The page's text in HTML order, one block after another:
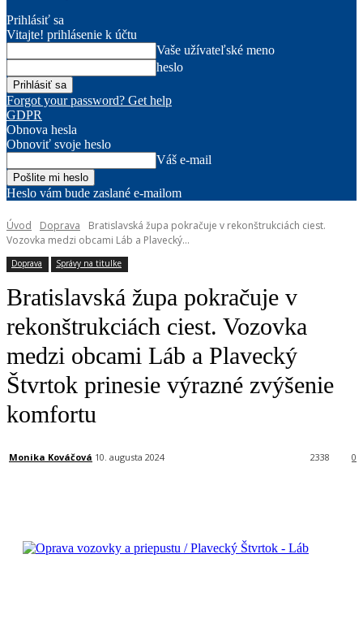
Prihlásiť sa
Vitajte! prihlásenie k účtu
Vaše užívateľské meno
heslo
Forgot your password? Get help
GDPR
Obnova hesla
Obnoviť svoje heslo
Váš e-mail
Heslo vám bude zaslané e-mailom
Úvod Doprava
Bratislavská župa pokračuje v rekonštrukciách ciest.
Vozovka medzi obcami Láb a Plavecký...
Doprava Správy na titulke
Bratislavská župa pokračuje v
rekonštrukciách ciest. Vozovka
medzi obcami Láb a Plavecký
Štvrtok prinesie výrazné zvýšenie
komfortu
Monika Kováčová 10. augusta 2024 0
2338